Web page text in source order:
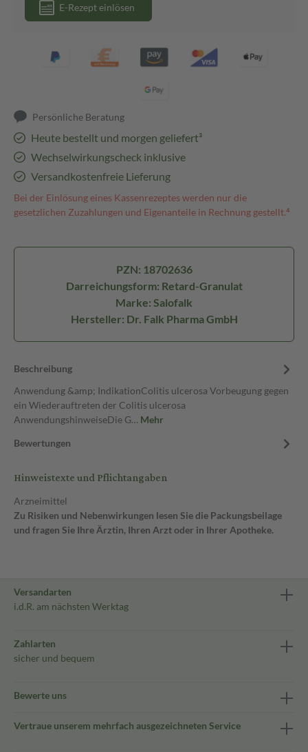
E-Rezept einlösen
Persönliche Beratung
Heute bestellt und morgen geliefert³
Wechselwirkungscheck inklusive
Versandkostenfreie Lieferung
Bei der Einlösung eines Kassenrezeptes werden nur die
gesetzlichen Zuzahlungen und Eigenanteile in Rechnung gestellt.⁴
PZN: 18702636
Darreichungsform: Retard-Granulat
Marke: Salofalk
Hersteller: Dr. Falk Pharma GmbH
Beschreibung
Anwendung &amp; IndikationColitis ulcerosa Vorbeugung gegen
ein Wiederauftreten der Colitis ulcerosa
AnwendungshinweiseDie G… Mehr
Bewertungen
Hinweistexte und Pflichtangaben
Arzneimittel
Zu Risiken und Nebenwirkungen lesen Sie die Packungsbeilage
und fragen Sie Ihre Ärztin, Ihren Arzt oder in Ihrer Apotheke.
Versandarten
i.d.R. am nächsten Werktag
Zahlarten
sicher und bequem
Bewerte uns
Vertraue unserem mehrfach ausgezeichneten Service